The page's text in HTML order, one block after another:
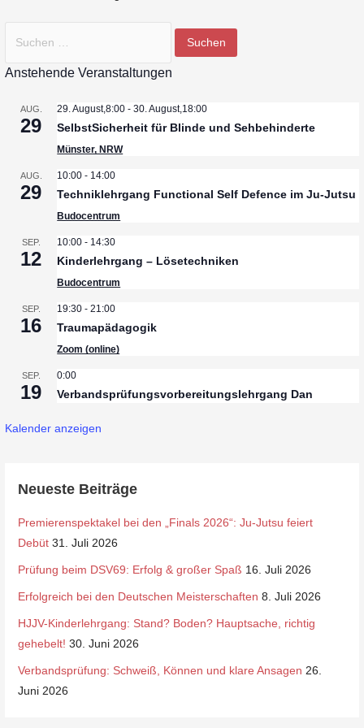
c
Anstehende Veranstaltungen
AUG.
29
29. August,8:00 -30. August,18:00
SelbstSicherheit für Blinde und Sehbehinderte
Münster, NRW
AUG.
29
10:00 - 14:00
Techniklehrgang Functional Self Defence im Ju-Jutsu
Budocentrum
SEP.
12
10:00 - 14:30
Kinderlehrgang – Lösetechniken
Budocentrum
SEP.
16
19:30 -21:00
Traumapädagogik
Zoom (online)
SEP.
19
0:00
Verbandsprüfungsvorbereitungslehrgang Dan
Kalender anzeigen
Neueste Beiträge
Premierenspektakel bei den „Finals 2026“: Ju-Jutsu feiert
Debüt 31. Juli 2026
Prüfung beim DSV69: Erfolg & großer Spaß 16. Juli 2026
Erfolgreich bei den Deutschen Meisterschaften 8. Juli 2026
HJJV-Kinderlehrgang: Stand? Boden? Hauptsache, richtig
gehebelt! 30. Juni 2026
Verbandsprüfung: Schweiß, Können und klare Ansagen 26.
Juni 2026